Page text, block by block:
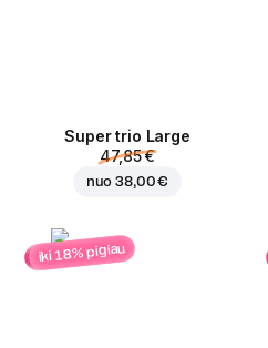
Super trio Large
47,85 €
nuo38,00 €
iki 18% pigiau